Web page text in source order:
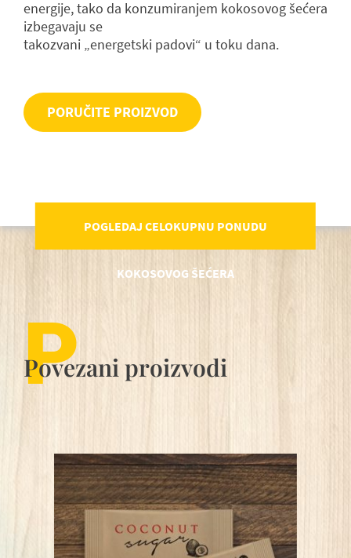
energije, tako da konzumiranjem kokosovog šećera
izbegavaju se
takozvani „energetski padovi“ u toku dana.
PORUČITE PROIZVOD
POGLEDAJ CELOKUPNU PONUDU
KOKOSOVOG ŠEĆERA
P
Povezani proizvodi